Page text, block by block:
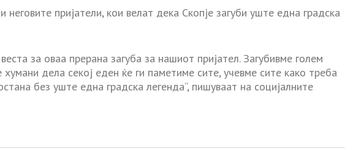
пријатели, кои велат дека Скопје загуби уште една градска
за оваа прерана загуба за нашиот пријател. Загубивме голем
дела секој еден ќе ги паметиме сите, учевме сите како треба
без уште една градска легенда“, пишуваат на социјалните